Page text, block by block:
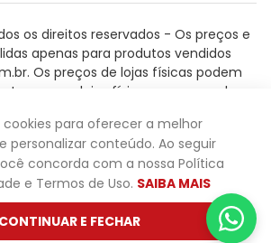
os direitos reservados - Os preços e
apenas para produtos vendidos
Os preços de lojas físicas podem
trocas em lojas físicas, apenas pelo
cookies para oferecer a melhor
personalizar conteúdo. Ao seguir
concorda com a nossa Política
e Termos de Uso. SAIBA MAIS
CONTINUAR E FECHAR